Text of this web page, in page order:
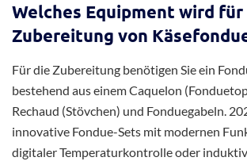
Welches Equipment wird für
Zubereitung von
Für die Zubereitung benötigen Sie ein
bestehend aus einem Caquelon
Rechaud (Stövchen) und Fonduegabeln.
innovative Fondue-Sets mit modernen
digitaler Temperaturkontrolle oder